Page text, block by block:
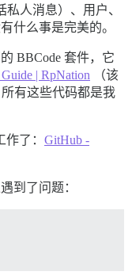
人消息）、用户、
什么事是完美的。
BBCode 套件，它
| RpNation （该
有这些代码都是我
了： GitHub -
到了问题：